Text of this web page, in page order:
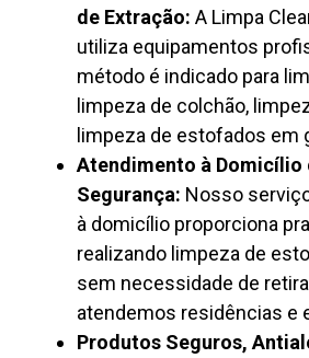
de Extração: A Limpa
utiliza equipamentos
método é indicado para
limpeza de colchão,
limpeza de estofados em
Atendimento à Domicílio
Segurança: Nosso
à domicílio proporciona
realizando limpeza de
sem necessidade de
atendemos residências e
Produtos Seguros,